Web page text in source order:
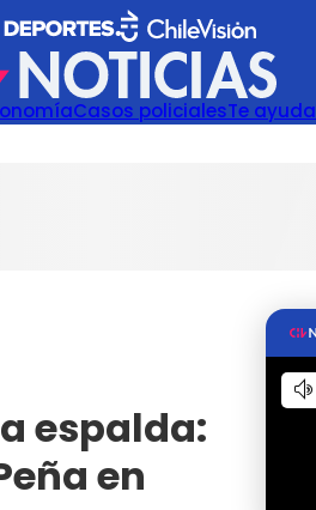
Casos policialesTe ayuda
espalda:
en